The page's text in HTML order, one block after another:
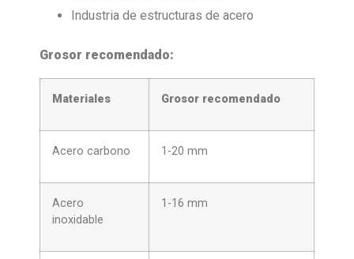
Industria de estructuras de acero
Grosor recomendado:
Materiales Grosor recomendado
Acero carbono 1-20 mm
Acero
inoxidable
1-16 mm